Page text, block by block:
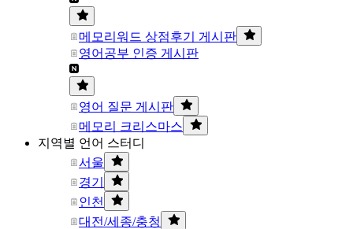
메모리워드 상점후기 게시판
영어공부 인증 게시판
영어 질문 게시판
메모리 크리스마스
지역별 언어 스터디
서울
경기
인천
대전/세종/충청